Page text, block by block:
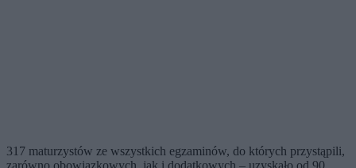
317 maturzystów ze wszystkich egzaminów, do których przystąpili,
zarówno obowiązkowych, jak i dodatkowych – uzyskało od 90